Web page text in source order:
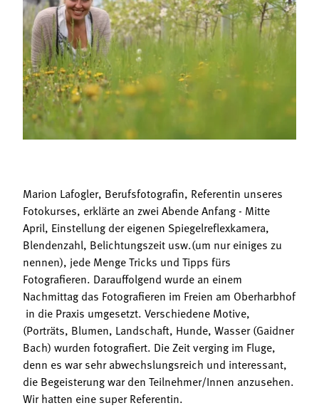
Mitgliedschaft
Landessekretariat
Bäuerliche Buffets
Hofgeschichten
Marion Lafogler, Berufsfotografin, Referentin unseres
Fotokurses, erklärte an zwei Abende Anfang - Mitte
April, Einstellung der eigenen Spiegelreflexkamera,
Blendenzahl, Belichtungszeit usw.(um nur einiges zu
nennen), jede Menge Tricks und Tipps fürs
Fotografieren. Darauffolgend wurde an einem
Nachmittag das Fotografieren im Freien am Oberharbhof
in die Praxis umgesetzt. Verschiedene Motive,
(Porträts, Blumen, Landschaft, Hunde, Wasser (Gaidner
Bach) wurden fotografiert. Die Zeit verging im Fluge,
denn es war sehr abwechslungsreich und interessant,
die Begeisterung war den Teilnehmer/Innen anzusehen.
Wir hatten eine super Referentin.